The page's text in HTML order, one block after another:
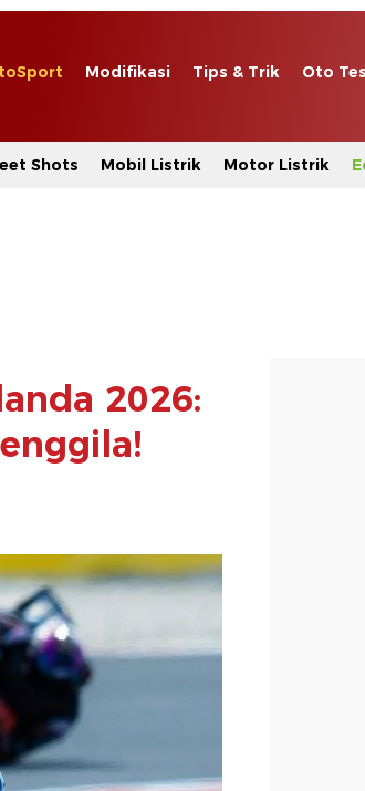
Modifikasi Tips & Trik Oto
Shots Mobil Listrik Motor Listrik
2026: